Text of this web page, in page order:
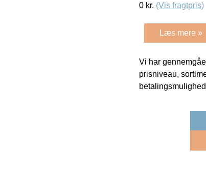
0 kr. (Vis fragtpris)
Læs mere »
Vi har
prisniveau,